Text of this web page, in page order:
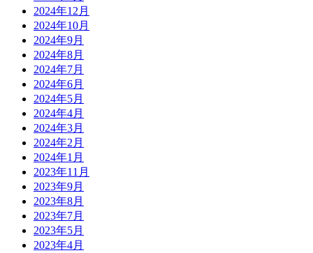
2024年12月
2024年10月
2024年9月
2024年8月
2024年7月
2024年6月
2024年5月
2024年4月
2024年3月
2024年2月
2024年1月
2023年11月
2023年9月
2023年8月
2023年7月
2023年5月
2023年4月